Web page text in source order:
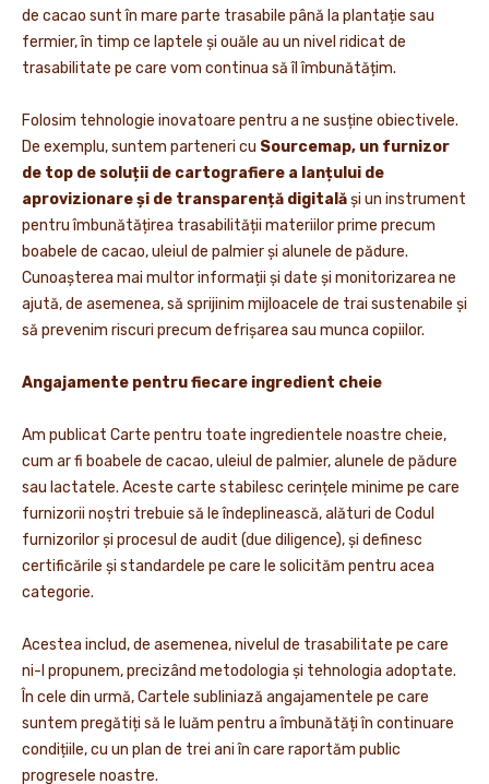
de cacao sunt în mare parte trasabile până la plantație sau
fermier, în timp ce laptele și ouăle au un nivel ridicat de
trasabilitate pe care vom continua să îl îmbunătățim.
Folosim tehnologie inovatoare pentru a ne susține obiectivele.
De exemplu, suntem parteneri cu Sourcemap, un furnizor
de top de soluții de cartografiere a lanțului de
aprovizionare și de transparență digitalăși un instrument
pentru îmbunătățirea trasabilității materiilor prime precum
boabele de cacao, uleiul de palmier și alunele de pădure.
Cunoașterea mai multor informații și date și monitorizarea ne
ajută, de asemenea, să sprijinim mijloacele de trai sustenabile și
să prevenim riscuri precum defrișarea sau munca copiilor.
Angajamente pentru fiecare ingredient cheie
Am publicat Carte pentru toate ingredientele noastre cheie,
cum ar fi boabele de cacao, uleiul de palmier, alunele de pădure
sau lactatele. Aceste carte stabilesc cerințele minime pe care
furnizorii noștri trebuie să le îndeplinească, alături de Codul
furnizorilor și procesul de audit (due diligence), și definesc
certificările și standardele pe care le solicităm pentru acea
categorie.
Acestea includ, de asemenea, nivelul de trasabilitate pe care
ni-l propunem, precizând metodologia și tehnologia adoptate.
În cele din urmă, Cartele subliniază angajamentele pe care
suntem pregătiți să le luăm pentru a îmbunătăți în continuare
condițiile, cu un plan de trei ani în care raportăm public
progresele noastre.